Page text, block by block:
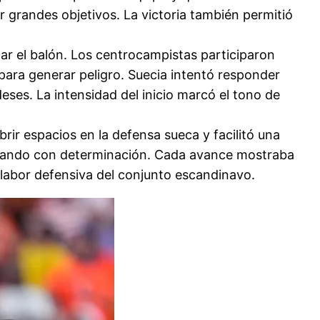
grandes objetivos. La victoria también permitió
el balón. Los centrocampistas participaron
generar peligro. Suecia intentó responder
La intensidad del inicio marcó el tono de
espacios en la defensa sueca y facilitó una
con determinación. Cada avance mostraba
defensiva del conjunto escandinavo.